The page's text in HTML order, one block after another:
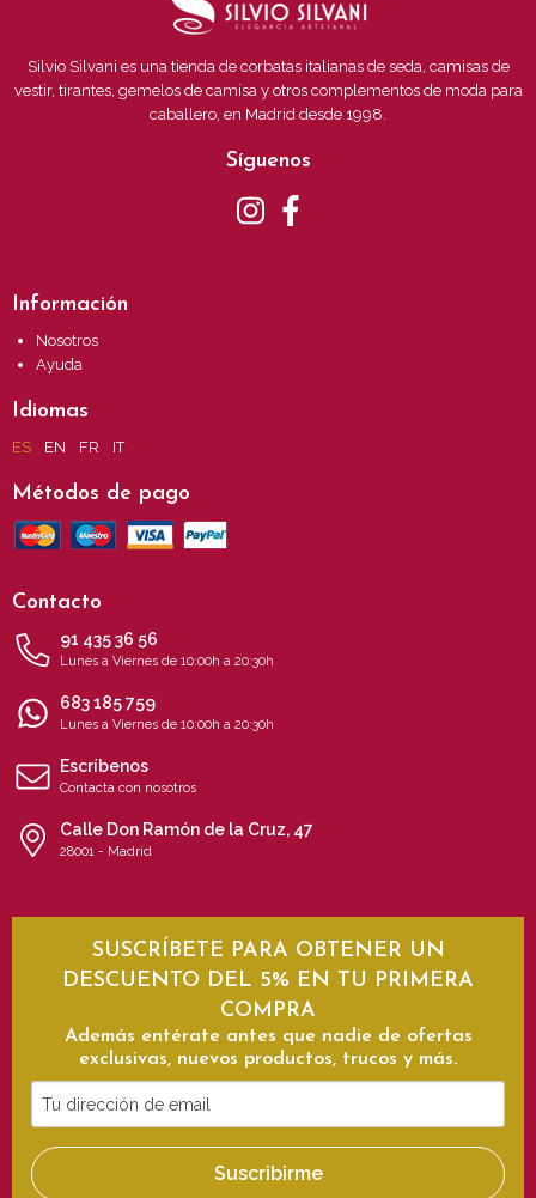
Silvio Silvani es una tienda de corbatas italianas de seda, camisas de
vestir, tirantes, gemelos de camisa y otros complementos de moda para
caballero, en Madrid desde 1998.
Síguenos
Información
Nosotros
Ayuda
Idiomas
ES EN FR IT
Métodos de pago
Contacto
91 435 36 56
Lunes a Viernes de 10:00h a 20:30h
683 185 759
Lunes a Viernes de 10:00h a 20:30h
Escríbenos
Contacta con nosotros
Calle Don Ramón de la Cruz, 47
28001 - Madrid
SUSCRÍBETE PARA OBTENER UN
DESCUENTO DEL 5% EN TU PRIMERA
COMPRA
Además entérate antes que nadie de ofertas
exclusivas, nuevos productos, trucos y más.
Tu
dirección
de
email
Suscribirme